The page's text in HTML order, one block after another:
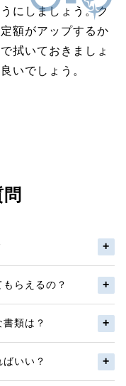
にしましょう。ク
額がアップするか
拭いておきましょ
いでしょう。
らえるの？
類は？
いい？